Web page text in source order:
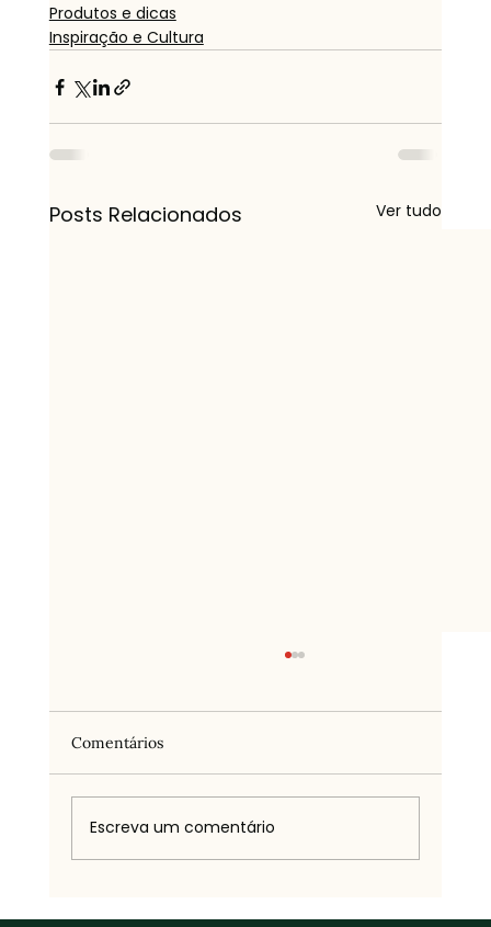
Produtos e dicas
Inspiração e Cultura
Posts Relacionados Ver tudo
Comentários
Escreva um comentário